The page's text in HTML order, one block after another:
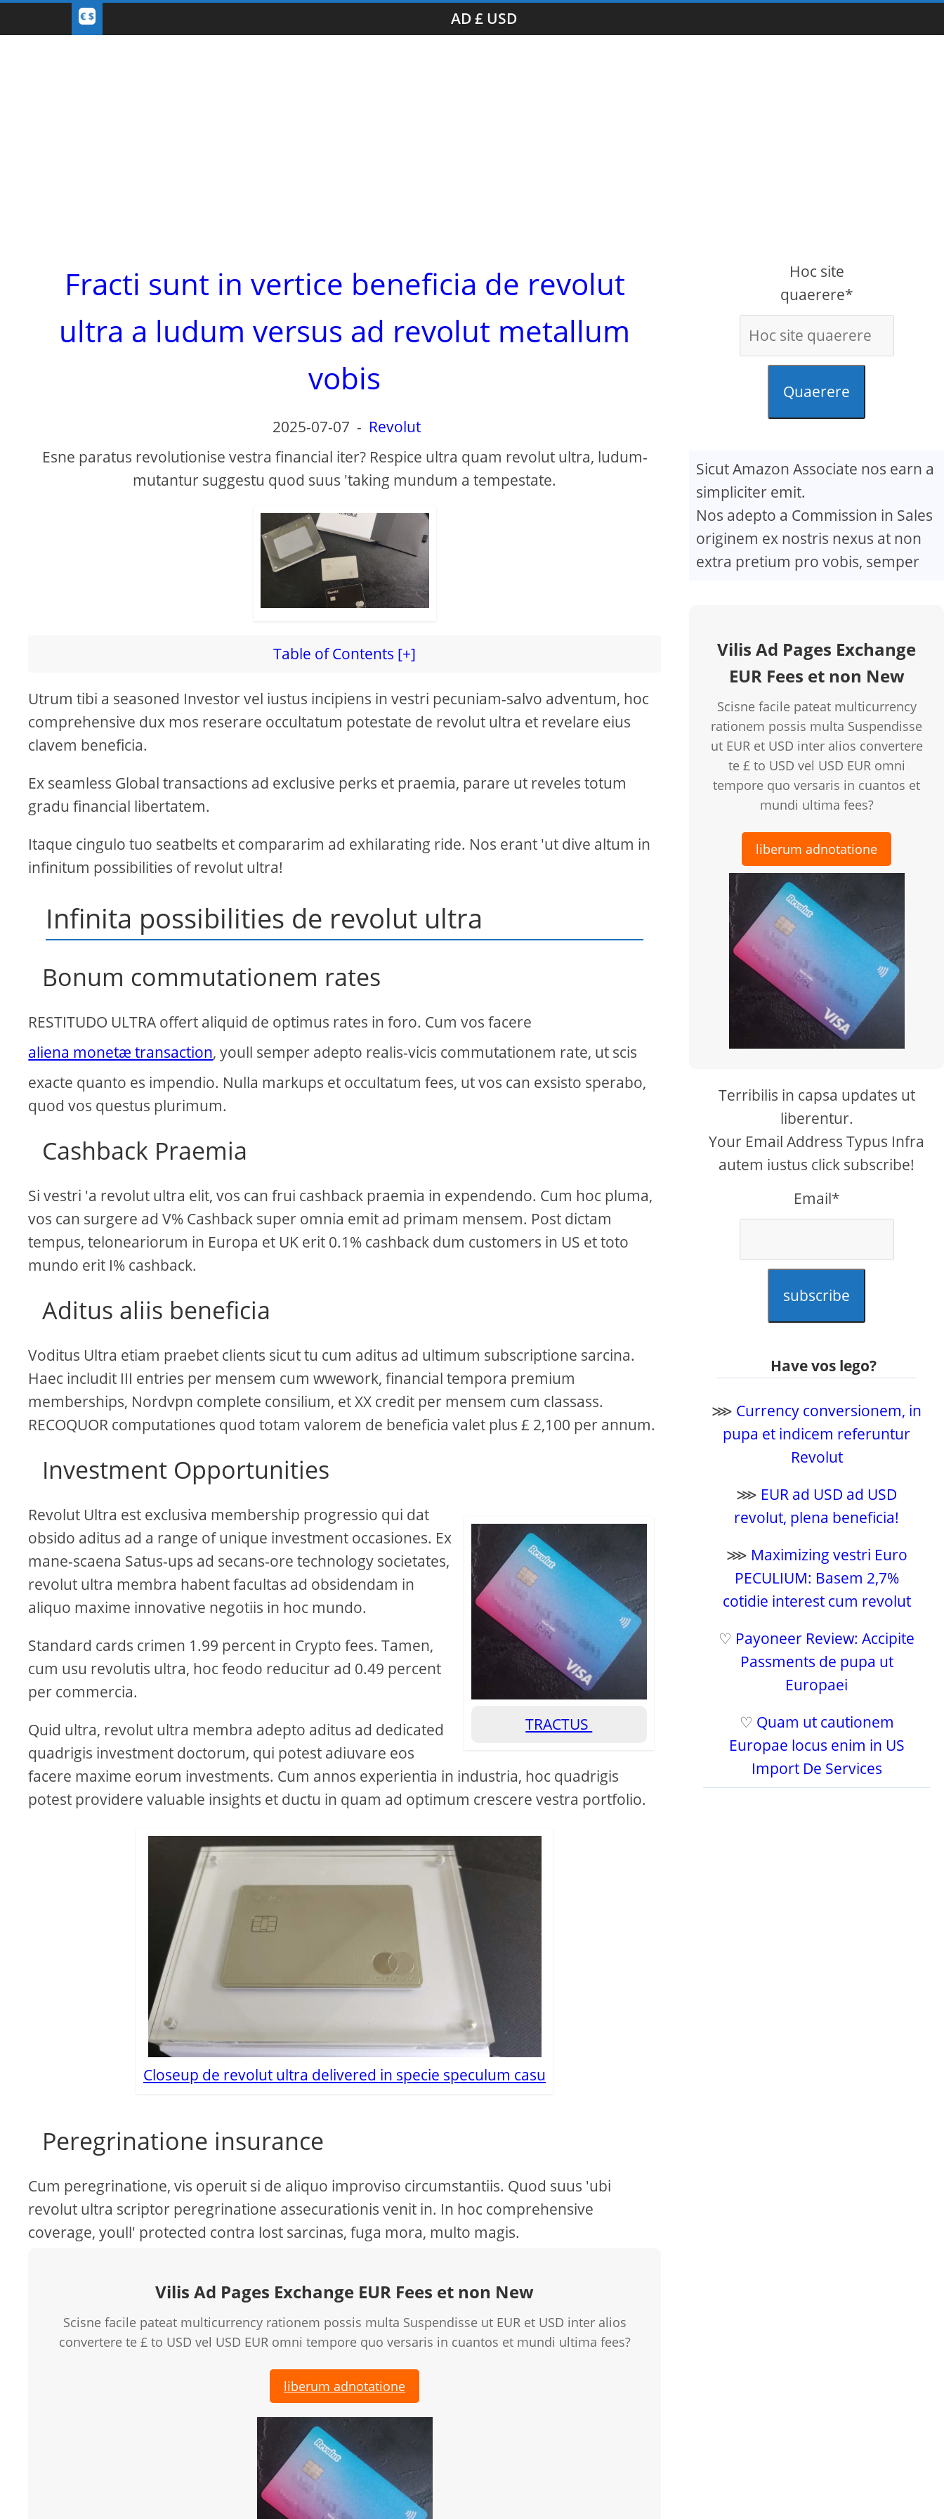
AD £ USD
Fracti sunt in vertice beneficia de revolut
ultra a ludum versus ad revolut metallum
vobis
2025-07-07 - Revolut
Esne paratus revolutionise vestra financial iter? Respice ultra quam revolut ultra, ludum-
mutantur suggestu quod suus 'taking mundum a tempestate.
Table of Contents [+]
Utrum tibi a seasoned Investor vel iustus incipiens in vestri pecuniam-salvo adventum, hoc
comprehensive dux mos reserare occultatum potestate de revolut ultra et revelare eius
clavem beneficia.
Ex seamless Global transactions ad exclusive perks et praemia, parare ut reveles totum
gradu financial libertatem.
Itaque cingulo tuo seatbelts et compararim ad exhilarating ride. Nos erant 'ut dive altum in
infinitum possibilities of revolut ultra!
Infinita possibilities de revolut ultra
Bonum commutationem rates
RESTITUDO ULTRA offert aliquid de optimus rates in foro. Cum vos facere
aliena monetæ transaction, youll semper adepto realis-vicis commutationem rate, ut scis
exacte quanto es impendio. Nulla markups et occultatum fees, ut vos can exsisto sperabo,
quod vos questus plurimum.
Cashback Praemia
Si vestri 'a revolut ultra elit, vos can frui cashback praemia in expendendo. Cum hoc pluma,
vos can surgere ad V% Cashback super omnia emit ad primam mensem. Post dictam
tempus, teloneariorum in Europa et UK erit 0.1% cashback dum customers in US et toto
mundo erit I% cashback.
Aditus aliis beneficia
Voditus Ultra etiam praebet clients sicut tu cum aditus ad ultimum subscriptione sarcina.
Haec includit III entries per mensem cum wwework, financial tempora premium
memberships, Nordvpn complete consilium, et XX credit per mensem cum classass.
RECOQUOR computationes quod totam valorem de beneficia valet plus £ 2,100 per annum.
Investment Opportunities
TRACTUS
Revolut Ultra est exclusiva membership progressio qui dat
obsido aditus ad a range of unique investment occasiones. Ex
mane-scaena Satus-ups ad secans-ore technology societates,
revolut ultra membra habent facultas ad obsidendam in
aliquo maxime innovative negotiis in hoc mundo.
Standard cards crimen 1.99 percent in Crypto fees. Tamen,
cum usu revolutis ultra, hoc feodo reducitur ad 0.49 percent
per commercia.
Quid ultra, revolut ultra membra adepto aditus ad dedicated
quadrigis investment doctorum, qui potest adiuvare eos
facere maxime eorum investments. Cum annos experientia in industria, hoc quadrigis
potest providere valuable insights et ductu in quam ad optimum crescere vestra portfolio.
Closeup de revolut ultra delivered in specie speculum casu
Peregrinatione insurance
Cum peregrinatione, vis operuit si de aliquo improviso circumstantiis. Quod suus 'ubi
revolut ultra scriptor peregrinatione assecurationis venit in. In hoc comprehensive
coverage, youll' protected contra lost sarcinas, fuga mora, multo magis.
Vilis Ad Pages Exchange EUR Fees et non New
Scisne facile pateat multicurrency rationem possis multa Suspendisse ut EUR et USD inter alios
convertere te £ to USD vel USD EUR omni tempore quo versaris in cuantos et mundi ultima fees?
liberum adnotatione
Hoc site
quaerere*
Quaerere
Sicut Amazon Associate nos earn a
simpliciter emit.
Nos adepto a Commission in Sales
originem ex nostris nexus at non
extra pretium pro vobis, semper
Vilis Ad Pages Exchange
EUR Fees et non New
Scisne facile pateat multicurrency
rationem possis multa Suspendisse
ut EUR et USD inter alios convertere
te £ to USD vel USD EUR omni
tempore quo versaris in cuantos et
mundi ultima fees?
liberum adnotatione
Terribilis in capsa updates ut
liberentur.
Your Email Address Typus Infra
autem iustus click subscribe!
Email*
subscribe
Have vos lego?
⋙ Currency conversionem, in
pupa et indicem referuntur
Revolut
⋙ EUR ad USD ad USD
revolut, plena beneficia!
⋙ Maximizing vestri Euro
PECULIUM: Basem 2,7%
cotidie interest cum revolut
♡ Payoneer Review: Accipite
Passments de pupa ut
Europaei
♡ Quam ut cautionem
Europae locus enim in US
Import De Services